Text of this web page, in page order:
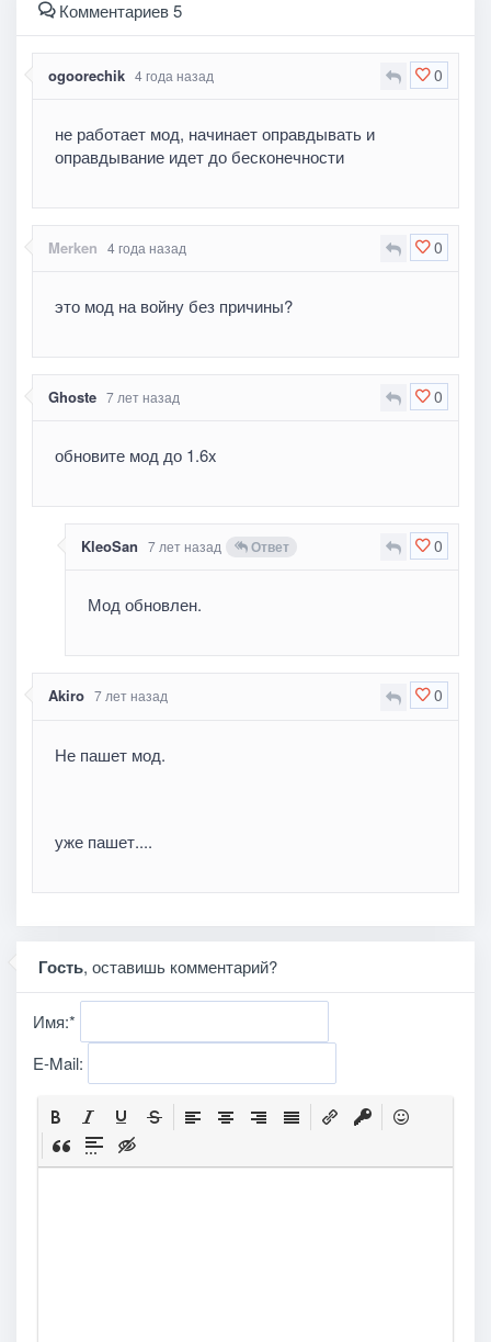
Комментариев 5
0
ogoorechik 4 года назад
не работает мод, начинает оправдывать и
оправдывание идет до бесконечности
0
Merken 4 года назад
это мод на войну без причины?
0
Ghoste 7 лет назад
обновите мод до 1.6x
0
KleoSan 7 лет назад Ответ
Мод обновлен.
0
Akiro 7 лет назад
Не пашет мод.
уже пашет....
Гость, оставишь комментарий?
Имя:*
E-Mail: